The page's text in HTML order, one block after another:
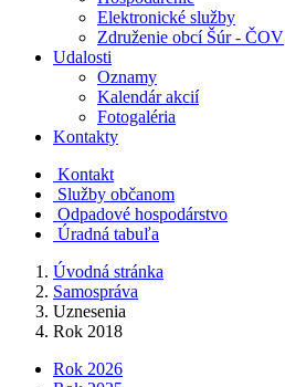
Elektronické služby
Združenie obcí Šúr - ČOV
Udalosti
Oznamy
Kalendár akcií
Fotogaléria
Kontakty
Kontakt
Služby občanom
Odpadové hospodárstvo
Úradná tabuľa
Úvodná stránka
Samospráva
Uznesenia
Rok 2018
Rok 2026